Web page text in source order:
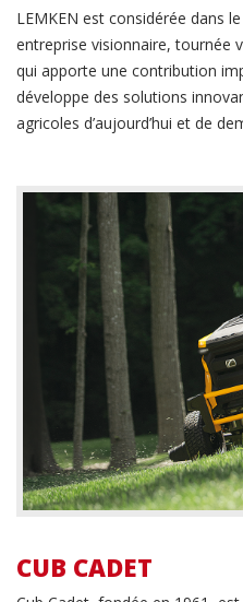
LEMKEN est considérée dans
entreprise visionnaire, tournée
qui apporte une contribution
développe des solutions
agricoles d’aujourd’hui et de
CUB CADET